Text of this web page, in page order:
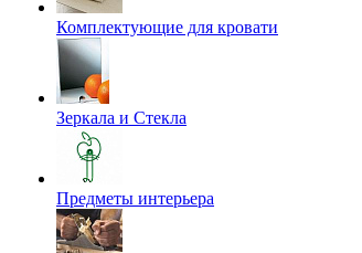
Комплектующие для кровати
Зеркала и Стекла
Предметы интерьера